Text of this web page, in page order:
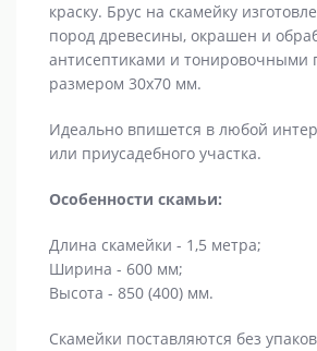
краску. Брус на скамейку
пород древесины, окрашен и
антисептиками и тонировочными
размером 30х70 мм.
Идеально впишется в любой
или приусадебного участка.
Особенности скамьи:
Длина скамейки - 1,5 метра;
Ширина - 600 мм;
Высота - 850 (400) мм.
Скамейки поставляются без